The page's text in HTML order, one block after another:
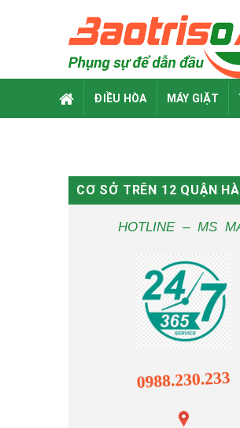
ĐIỀU HÒA MÁY GIẶT
CƠ SỞ TRÊN 12 QUẬN
HOTLINE – MS
0988.230.233